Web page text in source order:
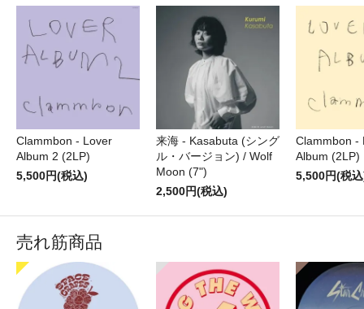
Clammbon - Lover
Album 2 (2LP)
5,500円(税込)
来海 - Kasabuta (シング
ル・バージョン) / Wolf
Moon (7")
2,500円(税込)
Clammbon -
Album (2LP)
5,500円(税
売れ筋商品